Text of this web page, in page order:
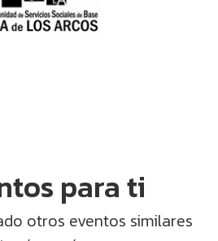
para ti
otros eventos similares